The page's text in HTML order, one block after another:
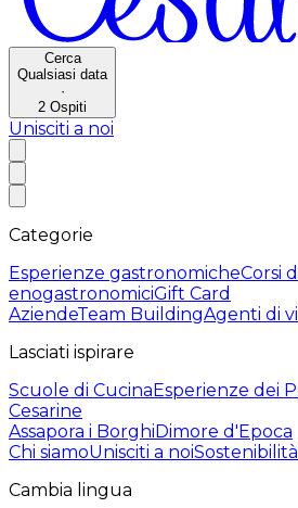
Cerca
Qualsiasi data
·
2 Ospiti
Unisciti a noi
Categorie
Esperienze gastronomicheCorsi
enogastronomiciGift Card
AziendeTeam BuildingAgenti di
Lasciati ispirare
Scuole di CucinaEsperienze dei
Cesarine
Assapora i BorghiDimore d'Epoca
Chi siamoUnisciti a noiSostenibilità
Cambia lingua